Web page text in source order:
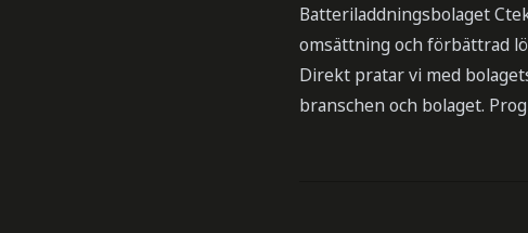
Batteriladdningsbolaget
omsättning och förbättrad
Direkt pratar vi med
branschen och bolaget.